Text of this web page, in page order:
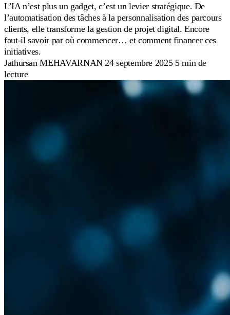
L’IA n’est plus un gadget, c’est un levier stratégique. De
l’automatisation des tâches à la personnalisation des parcours
clients, elle transforme la gestion de projet digital. Encore
faut-il savoir par où commencer… et comment financer ces
initiatives.
Jathursan MEHAVARNAN 24 septembre 2025 5 min de
lecture